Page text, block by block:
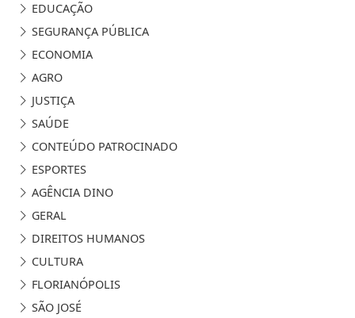
EDUCAÇÃO
SEGURANÇA PÚBLICA
ECONOMIA
AGRO
JUSTIÇA
SAÚDE
CONTEÚDO PATROCINADO
ESPORTES
AGÊNCIA DINO
GERAL
DIREITOS HUMANOS
CULTURA
FLORIANÓPOLIS
SÃO JOSÉ